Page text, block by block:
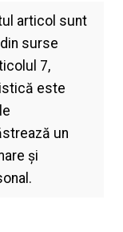
articol sunt
surse
7,
este
un
şi